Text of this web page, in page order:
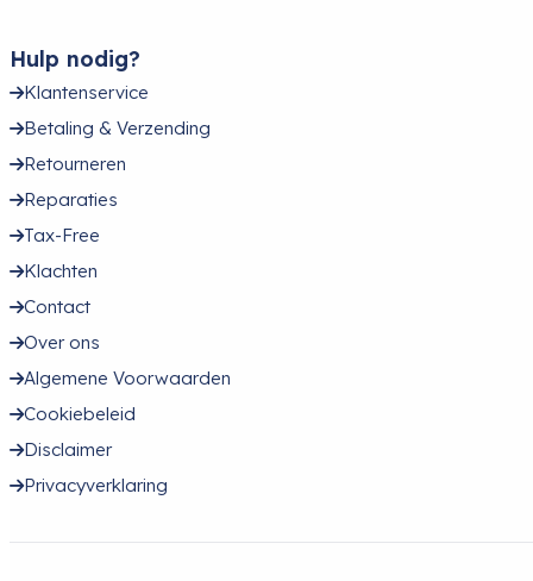
Hulp nodig?
Klantenservice
Betaling & Verzending
Retourneren
Reparaties
Tax-Free
Klachten
Contact
Over ons
Algemene Voorwaarden
Cookiebeleid
Disclaimer
Privacyverklaring